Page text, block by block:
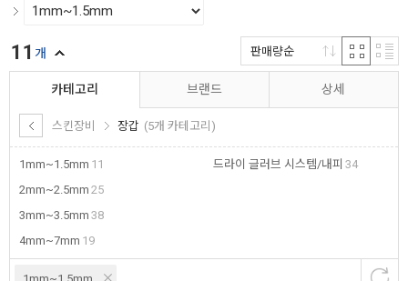
카테고리
스킨장비 장갑 (5개 카테고리)
1mm~1.5mm 11
2mm~2.5mm 25
3mm~3.5mm 38
4mm~7mm 19
드라이 글러브 시스템/내피 34
브랜드 상세
11 개 판매량순